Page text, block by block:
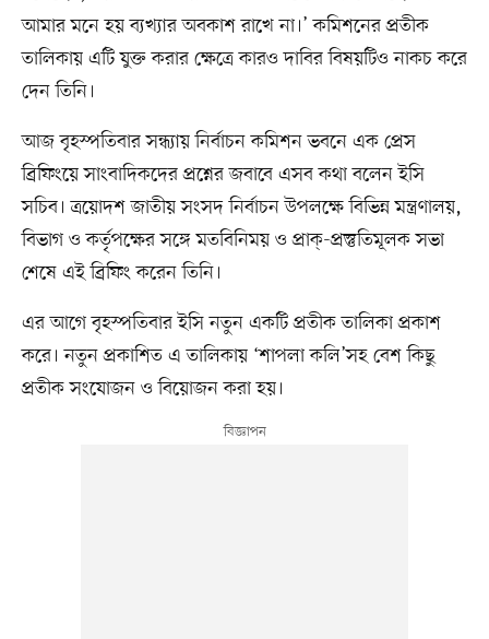
আমার মনে হয় ব্যখ্যার অবকাশ রাখে না।’ কমিশনের প্রতীক
তালিকায় এটি যুক্ত করার ক্ষেত্রে কারও দাবির বিষয়টিও নাকচ করে
দেন তিনি।
আজ বৃহস্পতিবার সন্ধ্যায় নির্বাচন কমিশন ভবনে এক প্রেস
ব্রিফিংয়ে সাংবাদিকদের প্রশ্নের জবাবে এসব কথা বলেন ইসি
সচিব। ত্রয়োদশ জাতীয় সংসদ নির্বাচন উপলক্ষে বিভিন্ন মন্ত্রণালয়,
বিভাগ ও কর্তৃপক্ষের সঙ্গে মতবিনিময় ও প্রাক্‌-প্রস্তুতিমূলক সভা
শেষে এই ব্রিফিং করেন তিনি।
এর আগে বৃহস্পতিবার ইসি নতুন একটি প্রতীক তালিকা প্রকাশ
করে। নতুন প্রকাশিত এ তালিকায় ‘শাপলা কলি’সহ বেশ কিছু
প্রতীক সংযোজন ও বিয়োজন করা হয়।